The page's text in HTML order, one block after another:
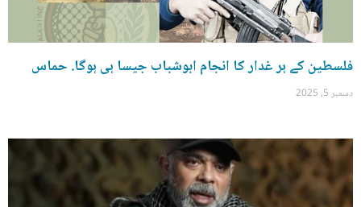
فلسطین کے ہر غدار کا انجام ابوشباب جیسا ہی ہوگا. حماس
دسمبر 5, 2025